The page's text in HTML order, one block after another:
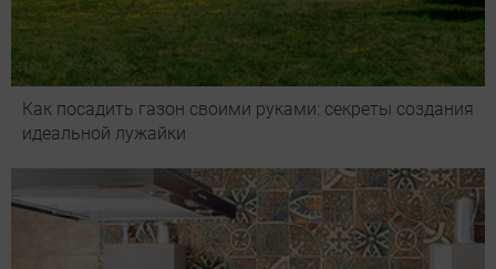
Как посадить газон своими руками: секреты создания
идеальной лужайки